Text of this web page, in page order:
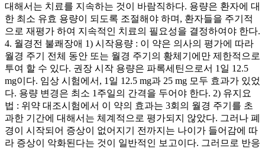
대해서는 치료를 지속하는 것이 바람직하다. 용량은 환자에 대
한 최소 유효 용량이 되도록 조절해야 하며, 환자들을 주기적
으로 재평가 하여 지속적인 치료의 필요성을 결정하여야 한다.
4. 월경전 불쾌장애 1) 시작용량 : 이 약은 의사의 평가에 따라
월경 주기 전체 동안 또는 월경 주기의 황체기에만 제한적으로
투여 할 수 있다. 권장 시작 용량은 파록세틴으로서 1일 12.5
mg이다. 임상 시험에서, 1일 12.5 mg과 25 mg 모두 효과가 있었
다. 용량 변경은 최소 1주일의 간격을 두어야 한다. 2) 유지요
법 : 위약 대조시험에서 이 약의 효과는 3회의 월경 주기를 초
과한 기간에 대해서는 체계적으로 평가되지 않았다. 그러나 폐
경이 시작되어 증상이 없어지기 전까지는 나이가 들어감에 따
라 증상이 악화된다는 것이 일반적인 보고이다. 그러므로 반응